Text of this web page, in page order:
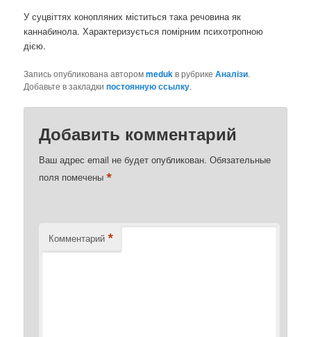
У суцвіттях конопляних міститься така речовина як
каннабинола. Характеризується помірним психотропною
дією.
Запись опубликована авторомmedukв рубрикеАналізи.
Добавьте в закладкипостоянную ссылку.
Добавить комментарий
Ваш адрес email не будет опубликован. Обязательные
поля помечены*
Комментарий *